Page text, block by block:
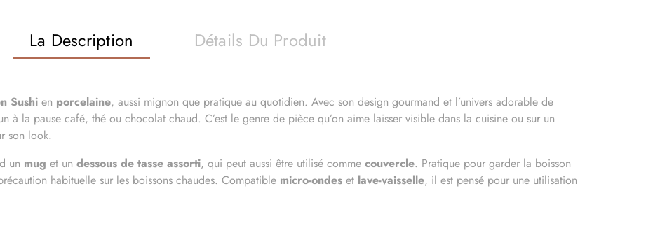
La Description Détails Du Produit
Sushi en porcelaine, aussi mignon que pratique au quotidien. Avec son design gourmand et l’univers adorable de
à la pause café, thé ou chocolat chaud. C’est le genre de pièce qu’on aime laisser visible dans la cuisine ou sur un
son look.
un mug et un dessous de tasse assorti, qui peut aussi être utilisé comme couvercle. Pratique pour garder la boisson
habituelle sur les boissons chaudes. Compatible micro-ondes et lave-vaisselle, il est pensé pour une utilisation